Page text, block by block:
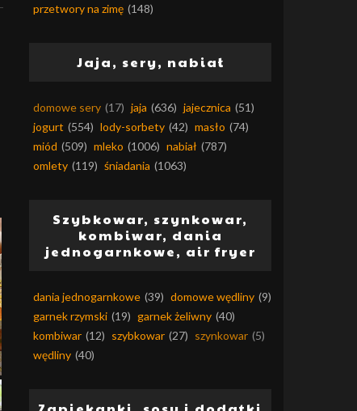
przetwory na zimę (148)
Jaja, sery, nabiał
domowe sery (17) jaja (636) jajecznica (51)
jogurt (554) lody-sorbety (42) masło (74)
miód (509) mleko (1006) nabiał (787)
omlety (119) śniadania (1063)
Szybkowar, szynkowar,
kombiwar, dania
jednogarnkowe, air fryer
dania jednogarnkowe (39) domowe wędliny (9)
garnek rzymski (19) garnek żeliwny (40)
kombiwar (12) szybkowar (27) szynkowar (5)
wędliny (40)